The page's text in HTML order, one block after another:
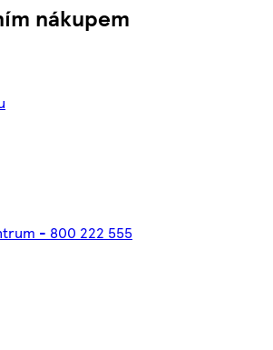
nákupem
- 800 222 555